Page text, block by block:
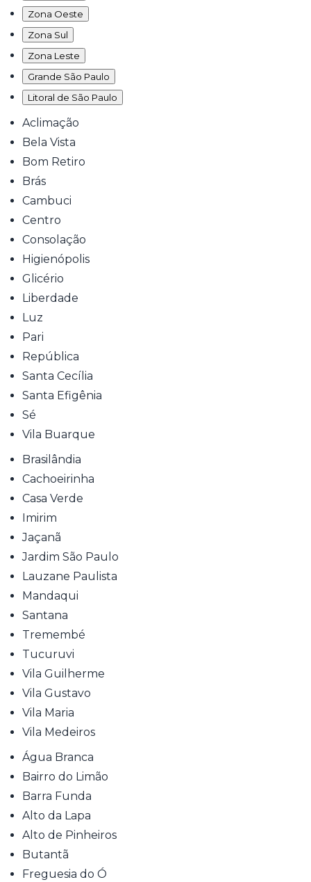
Zona Oeste
Zona Sul
Zona Leste
Grande São Paulo
Litoral de São Paulo
Aclimação
Bela Vista
Bom Retiro
Brás
Cambuci
Centro
Consolação
Higienópolis
Glicério
Liberdade
Luz
Pari
República
Santa Cecília
Santa Efigênia
Sé
Vila Buarque
Brasilândia
Cachoeirinha
Casa Verde
Imirim
Jaçanã
Jardim São Paulo
Lauzane Paulista
Mandaqui
Santana
Tremembé
Tucuruvi
Vila Guilherme
Vila Gustavo
Vila Maria
Vila Medeiros
Água Branca
Bairro do Limão
Barra Funda
Alto da Lapa
Alto de Pinheiros
Butantã
Freguesia do Ó